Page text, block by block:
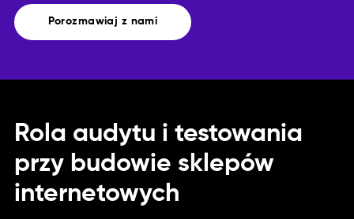
Porozmawiaj z nami
Rola audytu i testowania
przy budowie sklepów
internetowych